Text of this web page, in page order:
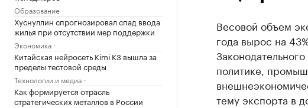
Образование
Хуснуллин спрогнозировал спад ввода
жилья при отсутствии мер поддержки
Экономика
Китайская нейросеть Kimi K3 вышла за
пределы тестовой среды
Технологии и медиа
Как формируется отрасль
стратегических металлов в России
Весовой объем
года вырос на
политике,
тему экспорта в